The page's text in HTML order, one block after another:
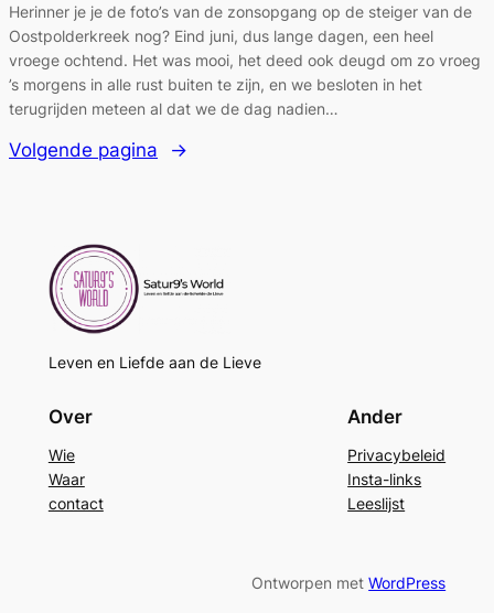
Herinner je je de foto’s van de zonsopgang op de steiger van de
Oostpolderkreek nog? Eind juni, dus lange dagen, een heel
vroege ochtend. Het was mooi, het deed ook deugd om zo vroeg
’s morgens in alle rust buiten te zijn, en we besloten in het
terugrijden meteen al dat we de dag nadien…
Volgende pagina →
Leven en Liefde aan de Lieve
Over
Wie
Waar
contact
Ander
Privacybeleid
Insta-links
Leeslijst
Ontworpen metWordPress